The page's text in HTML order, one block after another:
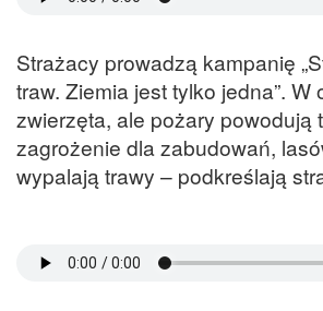
Strażacy prowadzą kampanię
traw. Ziemia jest tylko jedna”.
zwierzęta, ale pożary powodują
zagrożenie dla zabudowań,
wypalają trawy – podkreślają